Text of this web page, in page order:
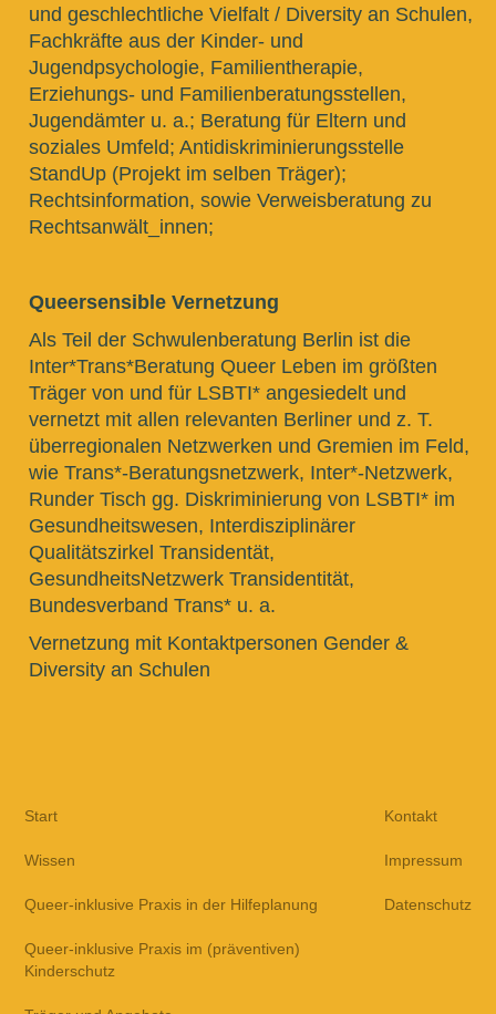
und geschlechtliche Vielfalt / Diversity an Schulen,
Fachkräfte aus der Kinder- und
Jugendpsychologie, Familientherapie,
Erziehungs- und Familienberatungsstellen,
Jugendämter u. a.; Beratung für Eltern und
soziales Umfeld; Antidiskriminierungsstelle
StandUp (Projekt im selben Träger);
Rechtsinformation, sowie Verweisberatung zu
Rechtsanwält_innen;
Queersensible Vernetzung
Als Teil der Schwulenberatung Berlin ist die
Inter*Trans*Beratung Queer Leben im größten
Träger von und für LSBTI* angesiedelt und
vernetzt mit allen relevanten Berliner und z. T.
überregionalen Netzwerken und Gremien im Feld,
wie Trans*-Beratungsnetzwerk, Inter*-Netzwerk,
Runder Tisch gg. Diskriminierung von LSBTI* im
Gesundheitswesen, Interdisziplinärer
Qualitätszirkel Transidentät,
GesundheitsNetzwerk Transidentität,
Bundesverband Trans* u. a.
Vernetzung mit Kontaktpersonen Gender &
Diversity an Schulen
Start
Wissen
Queer-inklusive Praxis in der Hilfeplanung
Queer-inklusive Praxis im (präventiven)
Kinderschutz
Kontakt
Impressum
Datenschutz